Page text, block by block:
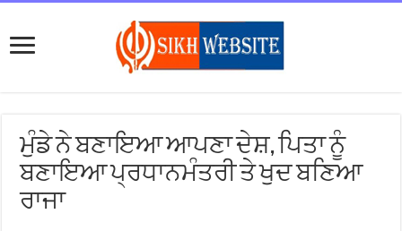
ਮੁੰਡੇ ਨੇ ਬਣਾਇਆ ਆਪਣਾ ਦੇਸ਼, ਪਿਤਾ ਨੂੰ
ਬਣਾਇਆ ਪ੍ਰਧਾਨਮੰਤਰੀ ਤੇ ਖੁਦ ਬਣਿਆ
ਰਾਜਾ